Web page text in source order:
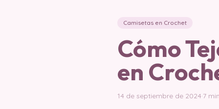
Camisetas en Crochet
Cómo
en
14 de septiembre de 2024·7